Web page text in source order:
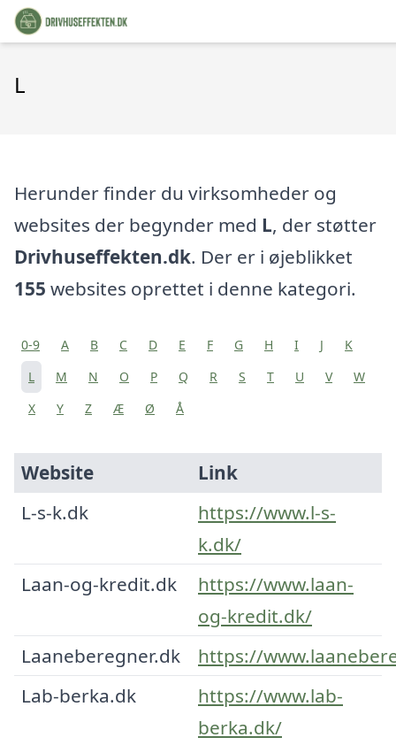
L
Herunder finder du virksomheder og
websites der begynder med L, der støtter
Drivhuseffekten.dk. Der er i øjeblikket
155 websites oprettet i denne kategori.
0-9 A B C D E F G H I J
K
L
M N O P Q R S T U V
W
X
Y Z Æ Ø Å
Website
Link
L-s-k.dk
https://www.l-s-
k.dk/
Laan-og-kredit.dk
https://www.laan-
og-kredit.dk/
Laaneberegner.dk
https://
Lab-berka.dk
https://www.lab-
berka.dk/